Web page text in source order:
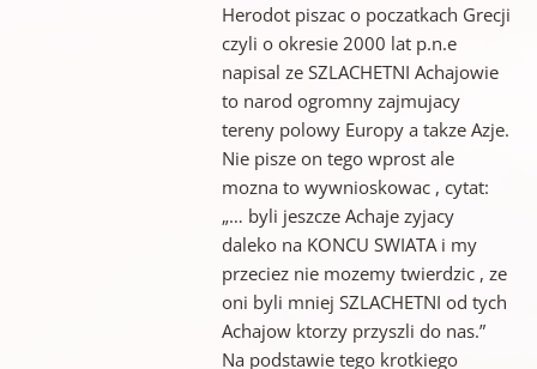
Herodot piszac o poczatkach Grecji
czyli o okresie 2000 lat p.n.e
napisal ze SZLACHETNI Achajowie
to narod ogromny zajmujacy
tereny polowy Europy a takze Azje.
Nie pisze on tego wprost ale
mozna to wywnioskowac , cytat:
„… byli jeszcze Achaje zyjacy
daleko na KONCU SWIATA i my
przeciez nie mozemy twierdzic , ze
oni byli mniej SZLACHETNI od tych
Achajow ktorzy przyszli do nas.”
Na podstawie tego krotkiego